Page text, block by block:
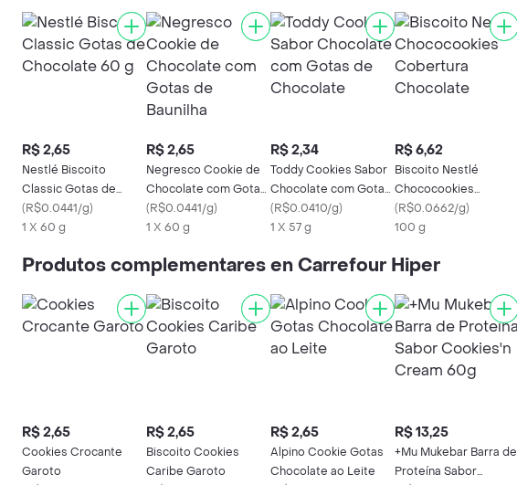
R$ 2,65
Nestlé Biscoito
Classic Gotas de
Chocolate 60 g
(R$0.0441/g)
1 X 60 g
R$ 2,65
Negresco Cookie de
Chocolate com Gotas
de Baunilha
(R$0.0441/g)
1 X 60 g
R$ 2,34
Toddy Cookies Sabor
Chocolate com Gotas
de Chocolate
(R$0.0410/g)
1 X 57 g
R$ 6,62
Biscoito Nestlé
Chococookies
Cobertura Chocolate
(R$0.0662/g)
100 g
Produtos complementares en Carrefour Hiper
R$ 2,65
Cookies Crocante
Garoto
R$ 2,65
Biscoito Cookies
Caribe Garoto
R$ 2,65
Alpino Cookie Gotas
Chocolate ao Leite
R$ 13,25
+Mu Mukebar Barra de
Proteína Sabor